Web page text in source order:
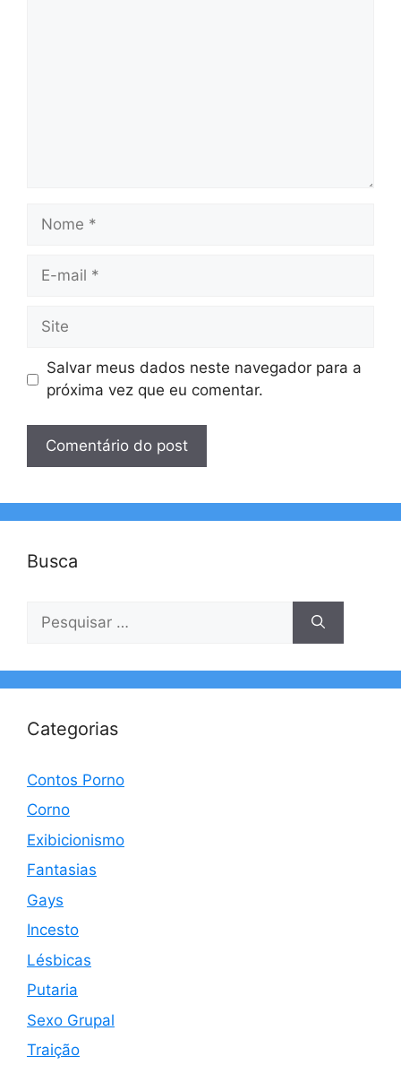
Nome
Site
Salvar meus dados neste navegador para a
próxima vez que eu comentar.
Busca
por:
Categorias
Contos Porno
Corno
Exibicionismo
Fantasias
Gays
Incesto
Lésbicas
Putaria
Sexo Grupal
Traição